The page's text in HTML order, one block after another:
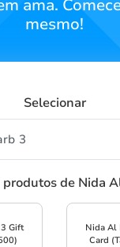
ama.
mesmo!
Selecionar
produtos de Nida
Gift
Nida Al
Card